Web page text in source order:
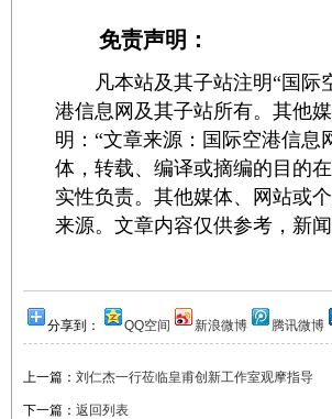
免责声明：
凡本站及其子站注明“国际
港信息网及其子站所有。其他
明：“文章来源：国际空港信息
体，转载、编译或摘编的目的
实性负责。其他媒体、网站或
来源。文章内容仅供参考，新闻
分享到： QQ空间 新浪微博 腾讯微博
上一篇： 刘仁杰一行莅临皇甫创新工作室观摩指导
下一篇： 返回列表